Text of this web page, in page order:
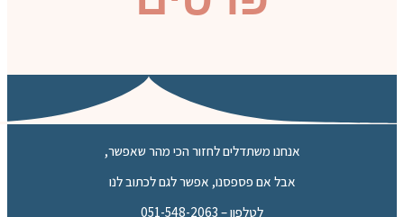
אנחנו משתדלים לחזור הכי מהר שאפשר,
אבל אם פספסנו, אפשר לגם לכתוב לנו